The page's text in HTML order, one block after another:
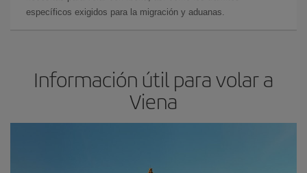
específicos exigidos para la migración y aduanas.
Información útil para volar a
Viena